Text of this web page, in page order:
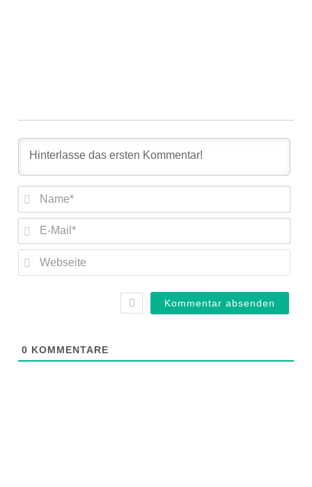
0 KOMMENTARE